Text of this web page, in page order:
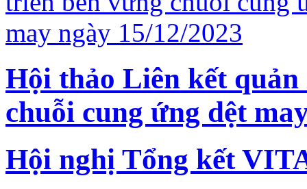
Hội thảo Liên kết
chuỗi cung ứng dệt
Hội nghị Tổng kết